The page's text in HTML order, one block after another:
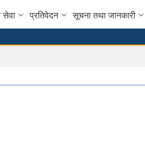
सेवा प्रतिवेदन सूचना तथा जानकारी